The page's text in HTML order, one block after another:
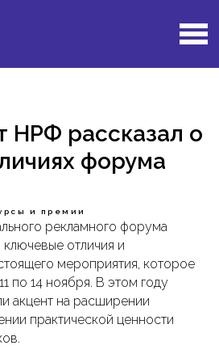
НРФ рассказал о
форума
и премии
рекламного форума
отличия и
мероприятия, которое
по 14 ноября. В этом году
акцент на расширении
практической ценности